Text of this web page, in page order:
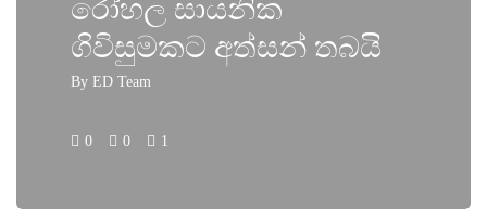
රෝහල සායනික
ගිවිසුමකට අත්සන් තබයි
By ED Team
0 0 1